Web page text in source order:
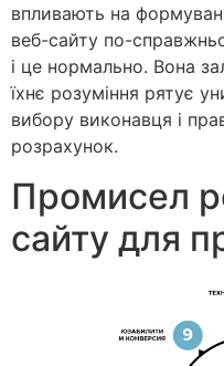
впливають на
веб-сайту по-
і це нормально. Вона
їхнє розуміння рятує
вибору виконавця і
розрахунок.
Промисел
сайту для